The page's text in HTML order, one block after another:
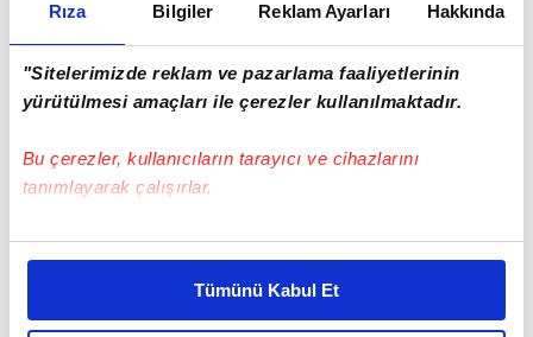
Rıza Bilgiler Reklam Ayarları Hakkında
"Sitelerimizde reklam ve pazarlama faaliyetlerinin
yürütülmesi amaçları ile çerezler kullanılmaktadır.
Bu çerezler, kullanıcıların tarayıcı ve cihazlarını
tanımlayarak çalışırlar.
Bu çerezlere izin vermeniz halinde sizlere özel
daha iyi reklam deneyimi yaşatabiliriz. Bunu yaparken
amacımızın size daha iyi bir reklam deneyimi sunmak
Tümünü Kabul Et
ÖFKELİ
GECE uykusu sık bölünen çocukların öfke